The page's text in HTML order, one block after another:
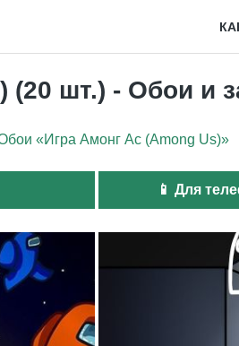
(20 шт.) - Обои и
«Игра Амонг Ас (Among Us)»
📱 Для